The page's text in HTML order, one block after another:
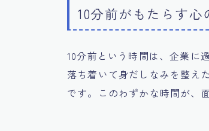
10分前がもたらす心
10分前という時間は、企業に
落ち着いて身だしなみを整え
です。このわずかな時間が、